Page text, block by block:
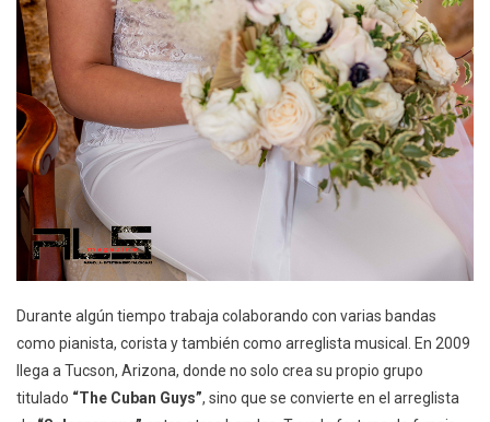
Durante algún tiempo trabaja colaborando con varias bandas
como pianista, corista y también como arreglista musical. En 2009
llega a Tucson, Arizona, donde no solo crea su propio grupo
titulado “The Cuban Guys”, sino que se convierte en el arreglista